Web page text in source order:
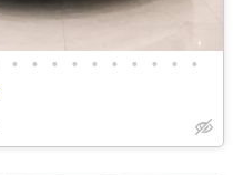
• • • • • • • • • •